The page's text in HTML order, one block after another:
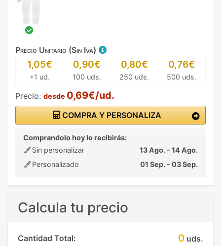
Precio Unitario (Sin Iva)
1,05€
+1 ud.
0,90€
100 uds.
0,80€
250 uds.
0,76€
500 uds.
Precio: desde 0,69€/ud.
COMPRA Y PERSONALIZA
Comprandolo hoy lo recibirás:
Sin personalizar
13 Ago. - 14 Ago.
Personalizado
01 Sep. - 03 Sep.
Calcula tu precio
Cantidad Total: 0 uds.